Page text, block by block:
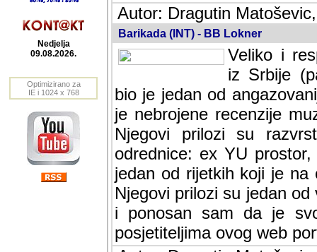
Nedjelja
09.08.2026.
Optimizirano za
IE i 1024 x 768
Autor: Dragutin
Barikada (INT) - BB Lokner
Veliko i
Srbije (pa i
jedan od angazovanijih
nebrojene recenzije
Njegovi prilozi su
odrednice: ex YU
jedan od rijetkih koji je
Njegovi prilozi su jedan
i ponosan sam da je
posjetiteljima ovog web